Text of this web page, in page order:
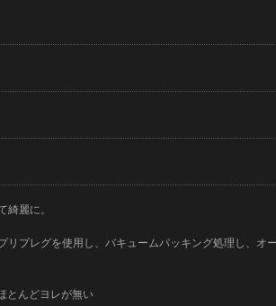
綺麗に。
リプレグを使用し、バキュームパッキング処理し、オ
とんどヨレが無い